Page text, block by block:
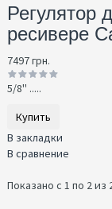
Регулятор
ресивере
7497 грн.
5/8'' .....
Купить
В закладки
В сравнение
Показано с 1 по 2 из